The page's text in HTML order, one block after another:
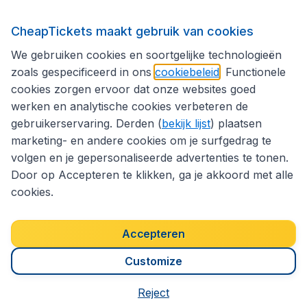
Volg CheapTickets.be
Privacybeleid
Copyright © 2026
CheapTickets maakt gebruik van cookies
We gebruiken cookies en soortgelijke technologieën
zoals gespecificeerd in ons cookiebeleid . Functionele
cookies zorgen ervoor dat onze websites goed
werken en analytische cookies verbeteren de
gebruikerservaring. Derden (bekijk lijst) plaatsen
marketing- en andere cookies om je surfgedrag te
volgen en je gepersonaliseerde advertenties te tonen.
Door op Accepteren te klikken, ga je akkoord met alle
cookies.
Accepteren
Customize
Reject